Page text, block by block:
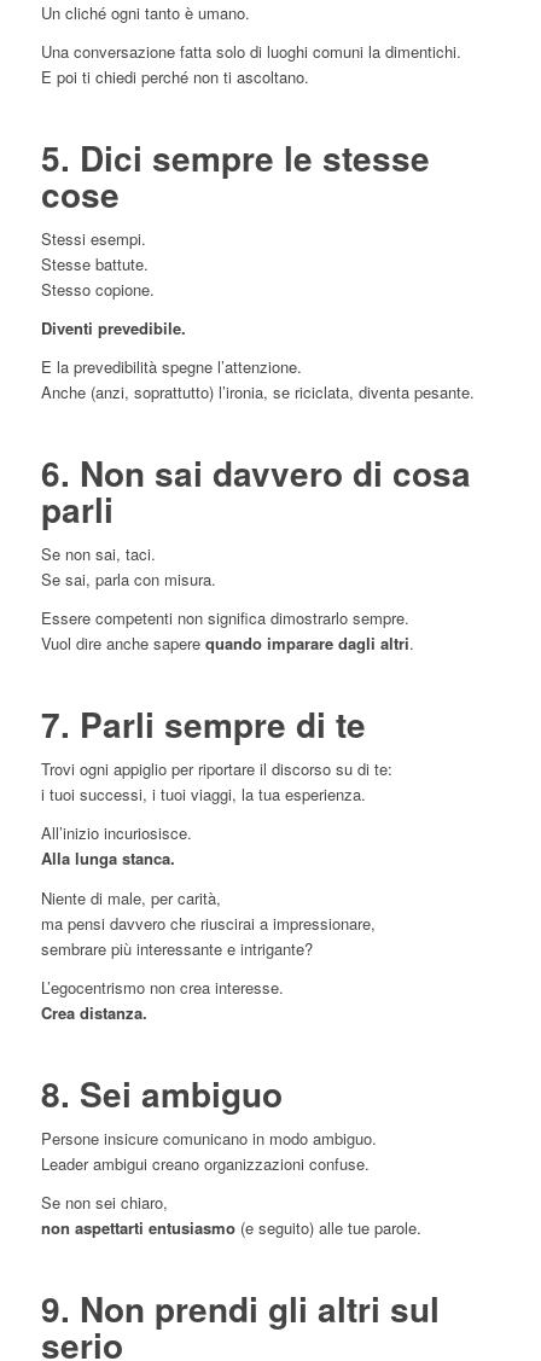
Un cliché ogni tanto è umano.
Una conversazione fatta solo di luoghi comuni la dimentichi.
E poi ti chiedi perché non ti ascoltano.
5. Dici sempre le stesse
cose
Stessi esempi.
Stesse battute.
Stesso copione.
Diventi prevedibile.
E la prevedibilità spegne l’attenzione.
Anche (anzi, soprattutto) l’ironia, se riciclata, diventa pesante.
6. Non sai davvero di cosa
parli
Se non sai, taci.
Se sai, parla con misura.
Essere competenti non significa dimostrarlo sempre.
Vuol dire anche sapere quando imparare dagli altri.
7. Parli sempre di te
Trovi ogni appiglio per riportare il discorso su di te:
i tuoi successi, i tuoi viaggi, la tua esperienza.
All’inizio incuriosisce.
Alla lunga stanca.
Niente di male, per carità,
ma pensi davvero che riuscirai a impressionare,
sembrare più interessante e intrigante?
L’egocentrismo non crea interesse.
Crea distanza.
8. Sei ambiguo
Persone insicure comunicano in modo ambiguo.
Leader ambigui creano organizzazioni confuse.
Se non sei chiaro,
non aspettarti entusiasmo(e seguito) alle tue parole.
9. Non prendi gli altri sul
serio